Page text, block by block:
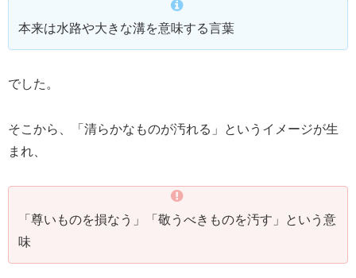
本来は水路や大きな溝を意味する言葉
でした。
そこから、「清らかなものが汚れる」というイメージが生
まれ、
「尊いものを損なう」「敬うべきものを汚す」という意
味